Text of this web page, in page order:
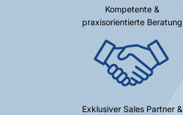
Kompetente &
praxisorientierte Beratung
Exklusiver Sales Partner &